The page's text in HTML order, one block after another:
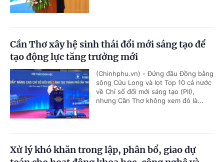
Cần Thơ xây hệ sinh thái đổi mới sáng tạo để
tạo động lực tăng trưởng mới
(Chinhphu.vn) - Đứng đầu Đồng bằng
sông Cửu Long và lọt Top 10 cả nước
về Chỉ số đổi mới sáng tạo (PII),
nhưng Cần Thơ không xem đó là...
Xử lý khó khăn trong lập, phân bổ, giao dự